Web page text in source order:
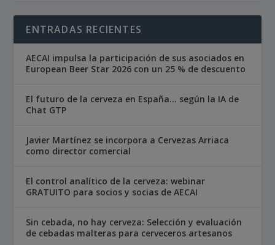
ENTRADAS RECIENTES
AECAI impulsa la participación de sus asociados en
European Beer Star 2026 con un 25 % de descuento
El futuro de la cerveza en España… según la IA de
Chat GTP
Javier Martínez se incorpora a Cervezas Arriaca
como director comercial
El control analítico de la cerveza: webinar
GRATUITO para socios y socias de AECAI
Sin cebada, no hay cerveza: Selección y evaluación
de cebadas malteras para cerveceros artesanos